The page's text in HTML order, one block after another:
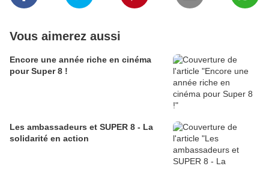
Vous aimerez aussi
Encore une année riche en cinéma
pour Super 8 !
Les ambassadeurs et SUPER 8 - La
solidarité en action